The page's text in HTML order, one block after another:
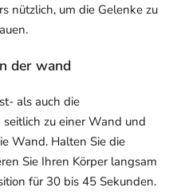
nützlich, um die Gelenke zu
der wand
als auch die
zu einer Wand und
Wand. Halten Sie die
Sie Ihren Körper langsam
für 30 bis 45 Sekunden.